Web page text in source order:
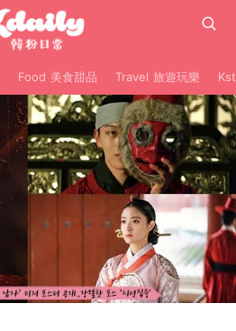
Food 美食甜品 Travel 旅遊玩樂